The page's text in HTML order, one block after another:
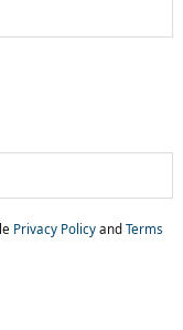
Privacy Policy and Terms